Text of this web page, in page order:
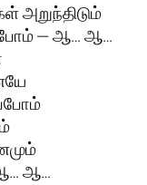
அறுந்திடும்
— ஆ… ஆ…
ஆ…